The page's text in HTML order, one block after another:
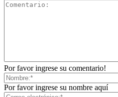
Por favor ingrese su comentario!
Por favor ingrese su nombre aquí